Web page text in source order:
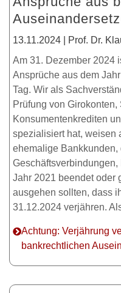
13.11.2024 | Prof. Dr.
Am 31. Dezember 2024
Ansprüche aus dem
Tag. Wir als
Prüfung von Girokonten,
Konsumentenkrediten
spezialisiert hat, weisen
ehemalige Bankkunden,
Jahr 2021 beendet oder
ausgehen sollten, dass
31.12.2024 verjähren.
Achtung: Verjährung
bankrechtlichen